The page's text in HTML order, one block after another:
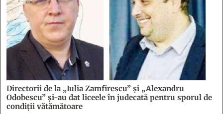
Directorii de la „Iulia Zamfirescu” și „Alexandru
Odobescu” și-au dat liceele în judecată pentru sporul de
condiții vătămătoare